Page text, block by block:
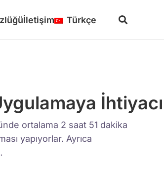
İletişim Türkçe
ortalama 2 saat 51 dakika
yapıyorlar. Ayrıca